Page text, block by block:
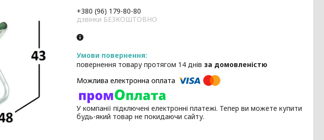
+380 (96) 179-80-80
дзвінки БЕЗКОШТОВНО
повернення товару протягом 14 днів за домовленістю
У компанії підключені електронні платежі. Тепер ви можете купити
будь-який товар не покидаючи сайту.